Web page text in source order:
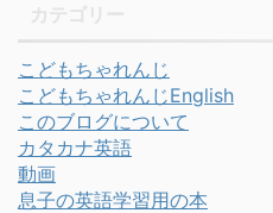
こどもちゃれんじ
こどもちゃれんじEnglish
このブログについて
カタカナ英語
動画
息子の英語学習用の本